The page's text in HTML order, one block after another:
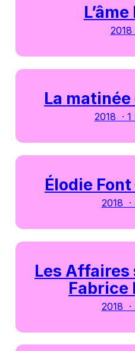
2018
La
2018 ·
Élodie
2018 ·
Les Affaires
Fabrice
2018 ·